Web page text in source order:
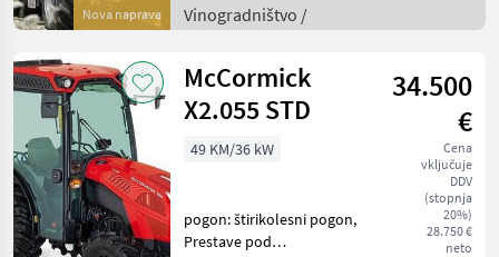
Nova naprava
nagib rezalne gredi - Turbo
lop
Vinogradništvo /
McCormick
X2.055 STD
34.500
€
Cena
vključuje
DDV
(stopnja
20%)
28.750 €
neto
49 KM/36 kW
pogon: štirikolesni pogon,
Prestave pod